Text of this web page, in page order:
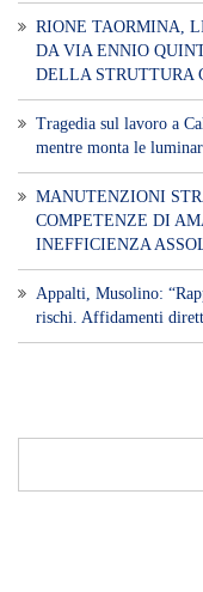
RIONE TAORMINA,
DA VIA ENNIO
DELLA STRUTTURA
Tragedia sul lavoro a
mentre monta le
MANUTENZIONI
COMPETENZE DI
INEFFICIENZA
​Appalti, Musolino:
rischi. Affidamenti